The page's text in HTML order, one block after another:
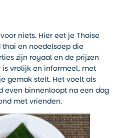
niets. Hier eet je Thaise
thai en noedelsoep die
zijn royaal en de prijzen
vrolijk en informeel, met
gemak stelt. Het voelt als
even binnenloopt na een dag
met vrienden.